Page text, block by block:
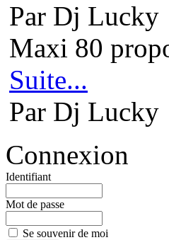
Par Dj Lucky
Maxi 80
Suite...
Par Dj Lucky
Connexion
Identifiant
Mot de passe
Se souvenir de moi